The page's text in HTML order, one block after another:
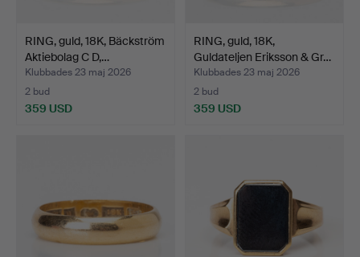
RING, guld, 18K, Bäckström
Aktiebolag C D,…
Klubbades 23 maj 2026
2 bud
359 USD
RING, guld, 18K,
Guldateljen Eriksson & Gr…
Klubbades 23 maj 2026
2 bud
359 USD